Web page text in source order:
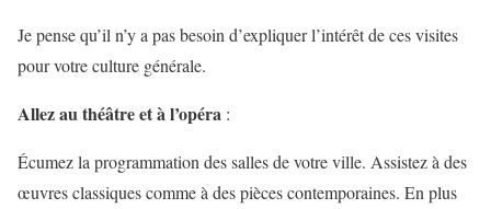
Je pense qu’il n’y a pas besoin d’expliquer l’intérêt de ces visites
pour votre culture générale.
Allez au théâtre et à l’opéra :
Écumez la programmation des salles de votre ville. Assistez à des
œuvres classiques comme à des pièces contemporaines. En plus